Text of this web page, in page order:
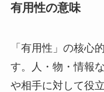
有用性の意味
「有用性」の核心
す。人・物・情報
や相手に対して役